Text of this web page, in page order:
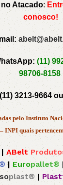
Atacado:
conosco!
(11)
98706-8158
(11) 3213-9664
pelo Instituto
INPI quais
| ABelt
| Europallet®
plast®| Plast